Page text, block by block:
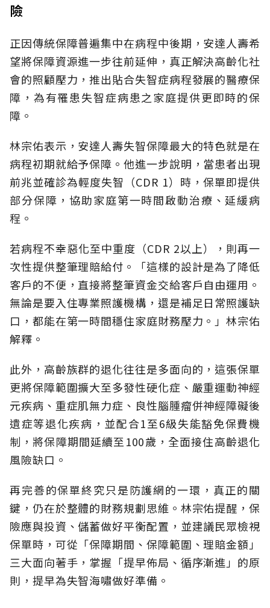
險
正因傳統保障普遍集中在病程中後期，安達人壽希
望將保障資源進一步往前延伸，真正解決高齡化社
會的照顧壓力，推出貼合失智症病程發展的醫療保
障，為有罹患失智症病患之家庭提供更即時的保
障。
林宗佑表示，安達人壽失智保障最大的特色就是在
病程初期就給予保障。他進一步說明，當患者出現
前兆並確診為輕度失智（CDR 1）時，保單即提供
部分保障，協助家庭第一時間啟動治療、延緩病
程。
若病程不幸惡化至中重度（CDR 2以上），則再一
次性提供整筆理賠給付。「這樣的設計是為了降低
客戶的不便，直接將整筆資金交給客戶自由運用。
無論是要入住專業照護機構，還是補足日常照護缺
口，都能在第一時間穩住家庭財務壓力。」林宗佑
解釋。
此外，高齡族群的退化往往是多面向的，這張保單
更將保障範圍擴大至多發性硬化症、嚴重運動神經
元疾病、重症肌無力症、良性腦腫瘤併神經障礙後
遺症等退化疾病，並配合1至6級失能豁免保費機
制，將保障期間延續至100歲，全面接住高齡退化
風險缺口。
再完善的保單終究只是防護網的一環，真正的關
鍵，仍在於整體的財務規劃思維。 林宗佑提醒，保
險應與投資、儲蓄做好平衡配置，並建議民眾檢視
保單時，可從「保障期間、保障範圍、理賠金額」
三大面向著手，掌握「提早佈局、循序漸進」的原
則，提早為失智海嘯做好準備。